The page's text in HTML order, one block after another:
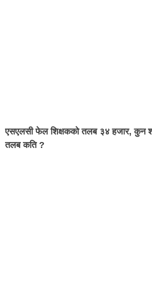
एसएलसी फेल शिक्षकको तलब ३४ हजार, कुन
तलब कति ?